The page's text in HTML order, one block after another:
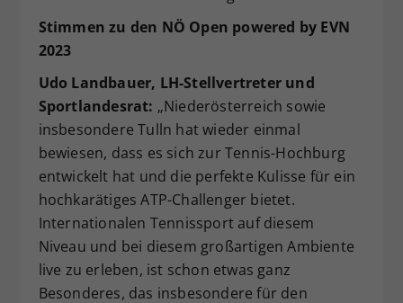
Stimmen zu den NÖ Open powered by EVN
2023
Udo Landbauer, LH-Stellvertreter und
Sportlandesrat: „Niederösterreich sowie
insbesondere Tulln hat wieder einmal
bewiesen, dass es sich zur Tennis-Hochburg
entwickelt hat und die perfekte Kulisse für ein
hochkarätiges ATP-Challenger bietet.
Internationalen Tennissport auf diesem
Niveau und bei diesem großartigen Ambiente
live zu erleben, ist schon etwas ganz
Besonderes, das insbesondere für den